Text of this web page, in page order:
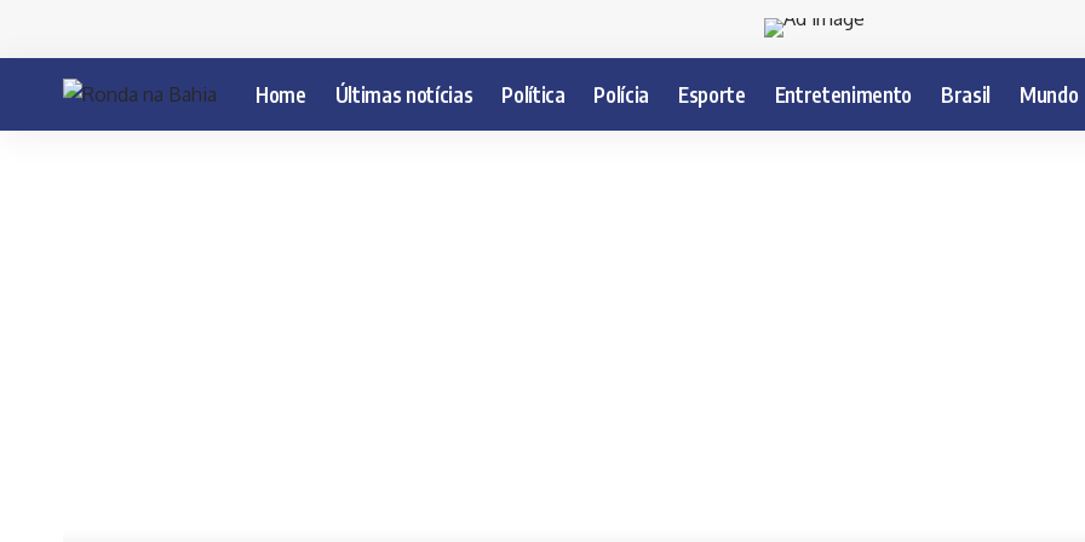
Home Últimas notícias Política Polícia Esporte Entretenimento Brasil Mundo